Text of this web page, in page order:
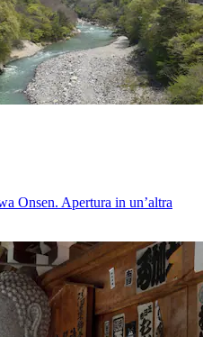
Onsen. Apertura in un’altra